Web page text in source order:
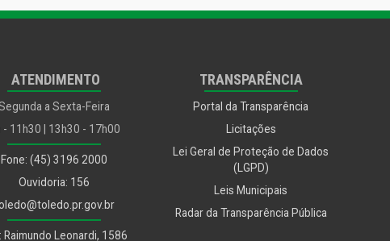
ATENDIMENTO
a Sexta-Feira
- 11h30 | 13h30 - 17h00
Fone: (45) 3196 2000
Ouvidoria: 156
Raimundo Leonardi, 1586
TRANSPARÊNCIA
Portal da Transparência
Licitações
Lei Geral de Proteção de Dados
(LGPD)
Leis Municipais
Radar da Transparência Pública